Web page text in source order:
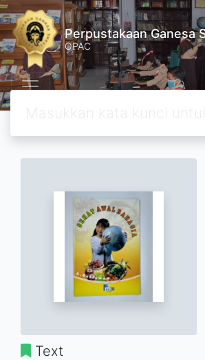
Perpustakaan Ganesa
OPAC
Text